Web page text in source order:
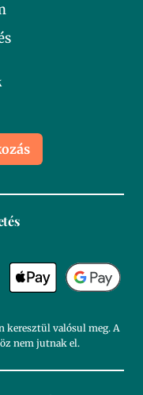
keresztül valósul meg. A
nem jutnak el.